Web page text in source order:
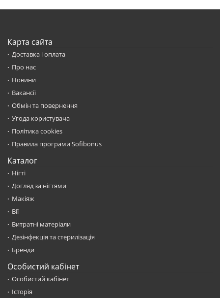
Карта сайта
Доставка і оплата
Про нас
Новини
Вакансії
Обмін та повернення
Угода користувача
Політика cookies
Правила програми Sofibonus
Каталог
Нігті
Догляд за нігтями
Макіяж
Вії
Витратні матеріали
Дезінфекція та стерилізація
Бренди
Особистий кабінет
Особистий кабінет
Історія